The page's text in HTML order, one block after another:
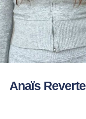
Anaïs Reverte